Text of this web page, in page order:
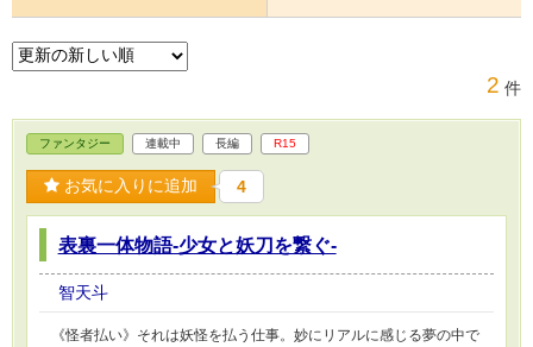
2 件
ファンタジー 連載中 長編 R15
お気に入りに追加 4
表裏一体物語-少女と妖刀を繋ぐ-
智天斗
《怪者払い》それは妖怪を払う仕事。妙にリアルに感じる夢の中で